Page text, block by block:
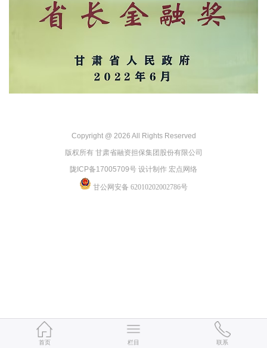
Copyright @ 2026 All Rights Reserved
版权所有 甘肃省融资担保集团股份有限公司
陇ICP备17005709号 设计制作 宏点网络
甘公网安备 62010202002786号
首页 栏目 联系